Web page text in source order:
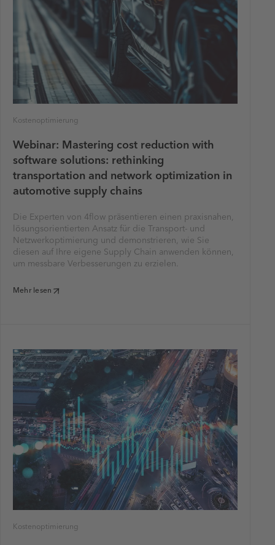
Kostenoptimierung
Webinar: Mastering cost reduction with
software solutions: rethinking
transportation and network optimization in
automotive supply chains
Die Experten von 4flow präsentieren einen praxisnahen,
lösungsorientierten Ansatz für die Transport- und
Netzwerkoptimierung und demonstrieren, wie Sie
diesen auf Ihre eigene Supply Chain anwenden können,
um messbare Verbesserungen zu erzielen.
Mehr lesen
Kostenoptimierung